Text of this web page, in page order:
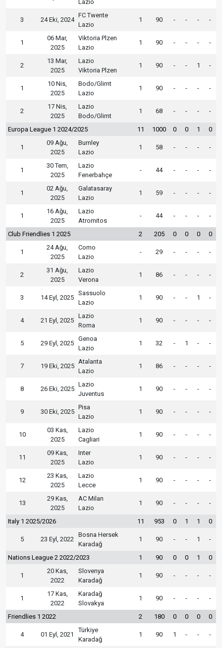
Lazio
3 24 Eki, 2024
FC Twente
Lazio
1 90 - - - -
1
06 Mar,
2025
Viktoria Plzen
Lazio
1 90 - - - -
2
13 Mar,
2025
Lazio
Viktoria Plzen
1 90 - - 1 -
1
10 Nis,
2025
Bodo/Glimt
Lazio
1 90 - - - -
2
17 Nis,
2025
Lazio
Bodo/Glimt
1 68 - - - -
Europa League 1 2024/2025 11 1000 0 0 1 0
1
09 Ağu,
2025
Burnley
Lazio
1 58 - - - -
1
30 Tem,
2025
Lazio
Fenerbahçe
- 44 - - - -
1
02 Ağu,
2025
Galatasaray
Lazio
1 59 - - - -
1
16 Ağu,
2025
Lazio
Atromitos
- 44 - - - -
Club Friendlies 1 2025 2 205 0 0 0 0
1
24 Ağu,
2025
Como
Lazio
- 29 - - - -
2
31 Ağu,
2025
Lazio
Verona
1 86 - - - -
3 14 Eyl, 2025
Sassuolo
Lazio
1 90 - - 1 -
4 21 Eyl, 2025
Lazio
Roma
1 90 - - - -
5 29 Eyl, 2025
Genoa
Lazio
1 32 - 1 - -
7 19 Eki, 2025
Atalanta
Lazio
1 86 - - - -
8 26 Eki, 2025
Lazio
Juventus
1 90 - - - -
9 30 Eki, 2025
Pisa
Lazio
1 90 - - - -
10
03 Kas,
2025
Lazio
Cagliari
1 90 - - - -
11
09 Kas,
2025
Inter
Lazio
1 90 - - - -
12
23 Kas,
2025
Lazio
Lecce
1 90 - - - -
13
29 Kas,
2025
AC Milan
Lazio
1 90 - - - -
Italy 1 2025/2026 11 953 0 1 1 0
5 23 Eyl, 2022
Bosna Hersek
Karadağ
1 90 - - 1 -
Nations League 2 2022/2023 1 90 0 0 1 0
1
20 Kas,
2022
Slovenya
Karadağ
1 90 - - - -
1
17 Kas,
2022
Karadağ
Slovakya
1 90 - - - -
Friendlies 1 2022 2 180 0 0 0 0
4 01 Eyl, 2021
Türkiye
Karadağ
1 90 1 - - -